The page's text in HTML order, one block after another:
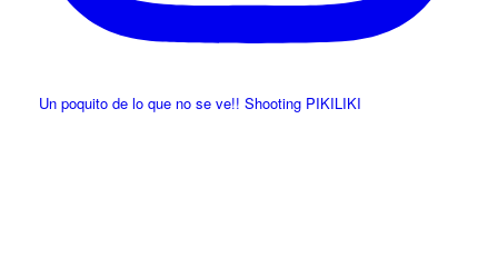
Un poquito de lo que no se ve!! Shooting PIKILIKI